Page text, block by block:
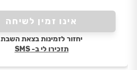
אינו זמין לשיחה
יחזור לזמינות בצאת השבת
תזכירו לי ב- SMS